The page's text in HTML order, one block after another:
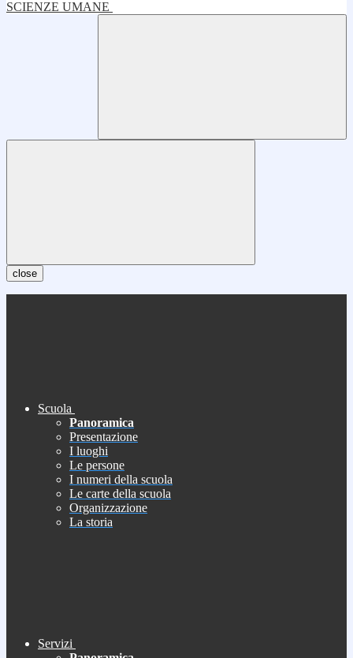
SCIENZE UMANE
close
Scuola
Panoramica
Presentazione
I luoghi
Le persone
I numeri della scuola
Le carte della scuola
Organizzazione
La storia
Servizi